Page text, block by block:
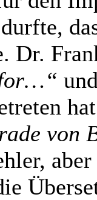
Dr.
for…“
von